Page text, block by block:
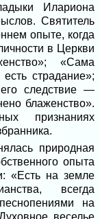
Илариона
Святитель
опыте, когда
в Церкви
«Сама
страдание»;
следствие —
блаженство».
признаниях
природная
опыта
«Есть на земле
всегда
на
веселье